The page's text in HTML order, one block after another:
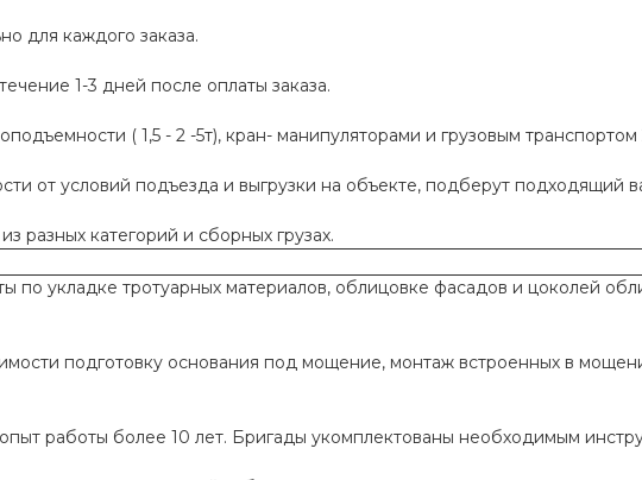
для каждого заказа.
1-3 дней после оплаты заказа.
( 1,5 - 2 -5т), кран- манипуляторами и грузовым
от условий подъезда и выгрузки на объекте, подберут подходящий
разных категорий и сборных грузах.
укладке тротуарных материалов, облицовке фасадов и цоколей
подготовку основания под мощение, монтаж встроенных в
работы более 10 лет. Бригады укомплектованы необходимым